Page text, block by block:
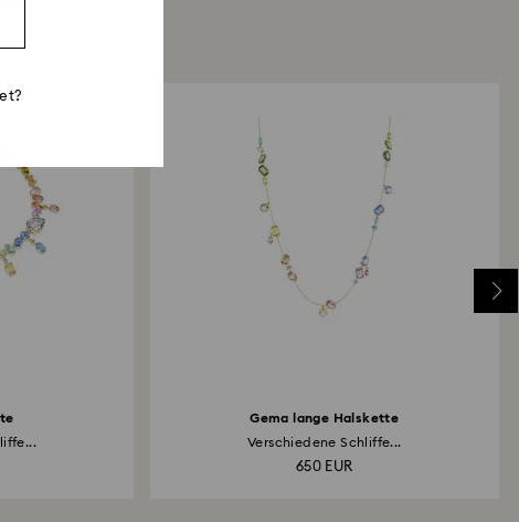
Gema lange Halskette
Verschiedene Schliffe...
650 EUR